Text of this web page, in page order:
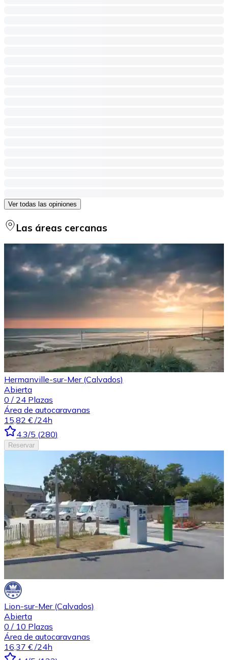
Ver todas las opiniones
Las áreas cercanas
Hermanville-sur-Mer (Calvados)
Abierta
0 / 24 Plazas
Área de autocaravanas
15,82 € /24h
4.3/5 (280)
Reservar
Lion-sur-Mer (Calvados)
Abierta
0 / 10 Plazas
Área de autocaravanas
16,37 € /24h